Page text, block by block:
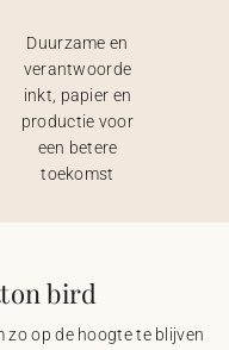
Duurzame en
verantwoorde
inkt, papier en
productie voor
een betere
toekomst
bird
zo op de hoogte te blijven